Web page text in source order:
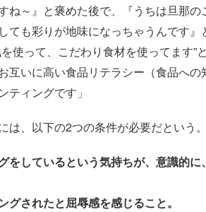
ね～』と褒めた後で、『うちは旦那の
も彩りが地味になっちゃうんです』
使って、こだわり食材を使ってます”
互いに高い食品リテラシー（食品への
ィングです」
、以下の2つの条件が必要だという。
をしているという気持ちが、意識的に
されたと屈辱感を感じること。